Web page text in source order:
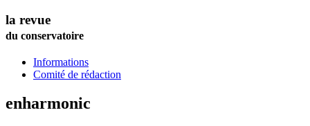
la revue
du conservatoire
Informations
Comité de rédaction
enharmonic